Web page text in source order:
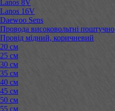
Lanos 8V
Lanos 16V
Daewoo Sens
Провода високовольтні поштучно
Провід мідний, коричневий
20 см
25 см
30 см
35 см
40 см
45 см
50 см
55 см